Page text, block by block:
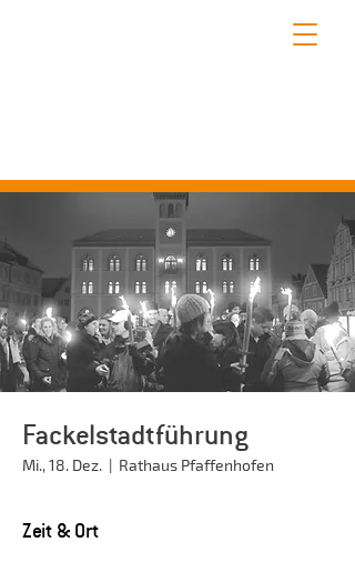
Fackelstadtführung
Mi., 18. Dez.
  |
Rathaus Pfaffenhofen
Zeit & Ort